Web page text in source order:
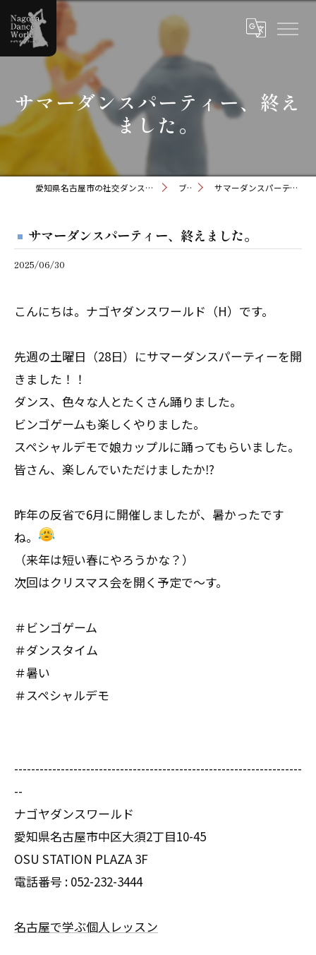
サマーダンスパーティー、終え
ました。
愛知県名古屋市の社交ダンスならナゴヤダンスワールド ブログ サマーダンスパーティー、終えました。
サマーダンスパーティー、終えました。
2025/06/30
こんにちは。ナゴヤダンスワールド（H）です。
先週の土曜日（28日）にサマーダンスパーティーを開
きました！！
ダンス、色々な人とたくさん踊りました。
ビンゴゲームも楽しくやりました。
スペシャルデモで娘カップルに踊ってもらいました。
皆さん、楽しんでいただけましたか⁉
昨年の反省で6月に開催しましたが、暑かったです
ね。
（来年は短い春にやろうかな？）
次回はクリスマス会を開く予定で～す。
＃ビンゴゲーム
＃ダンスタイム
＃暑い
＃スペシャルデモ
--------------------------------------------------------------------
--
ナゴヤダンスワールド
愛知県名古屋市中区大須2丁目10-45
OSU STATION PLAZA 3F
電話番号 : 052-232-3444
名古屋で学ぶ個人レッスン